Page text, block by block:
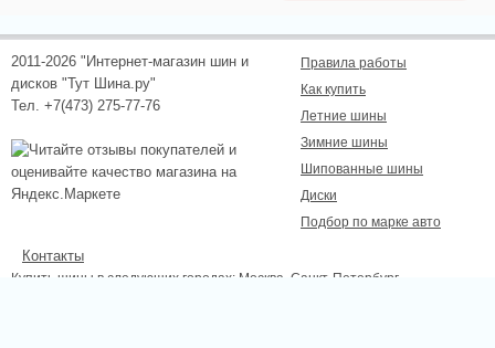
2011-2026 "Интернет-магазин шин и
дисков "Тут Шина.ру"
Тел. +7(473) 275-77-76
Правила работы
Как купить
Летние шины
Зимние шины
Шипованные шины
Диски
Подбор по марке авто
Контакты
Купить шины в следующих городах: Москва , Санкт-Петербург,